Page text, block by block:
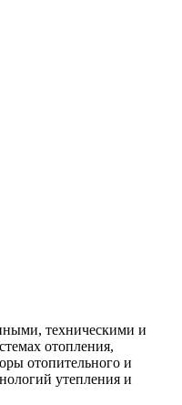
техническими и
отопления,
отопительного и
утепления и